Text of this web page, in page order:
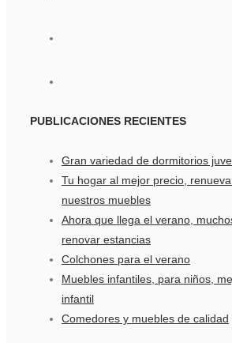
PUBLICACIONES RECIENTES
Gran variedad de dormitorios
Tu hogar al mejor precio,
nuestros muebles
Ahora que llega el verano,
renovar estancias
Colchones para el verano
Muebles infantiles, para niños,
infantil
Comedores y muebles de calidad